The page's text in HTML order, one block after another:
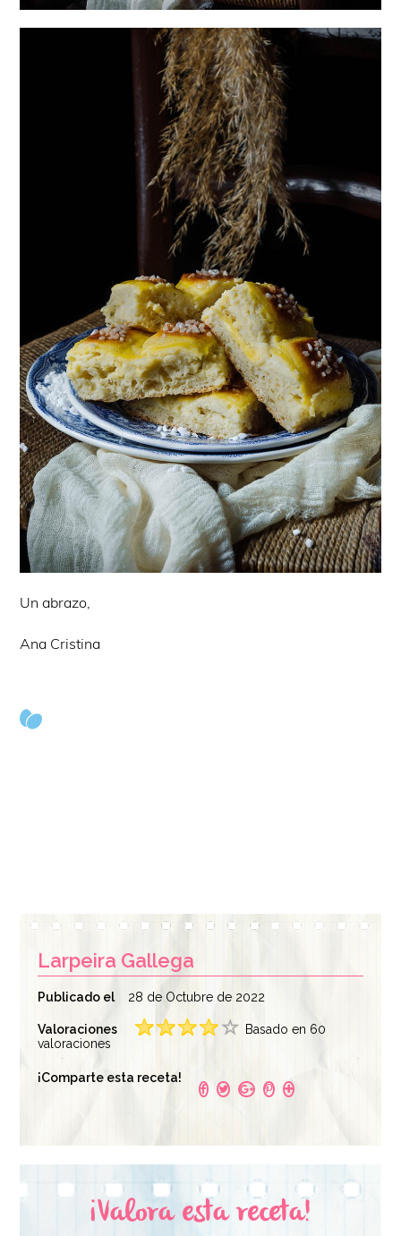
Un abrazo,
Ana Cristina
Larpeira Gallega
Publicado el 28 de Octubre de 2022
Valoraciones
Basado en 60
valoraciones
¡Comparte esta receta!
¡Valora esta receta!